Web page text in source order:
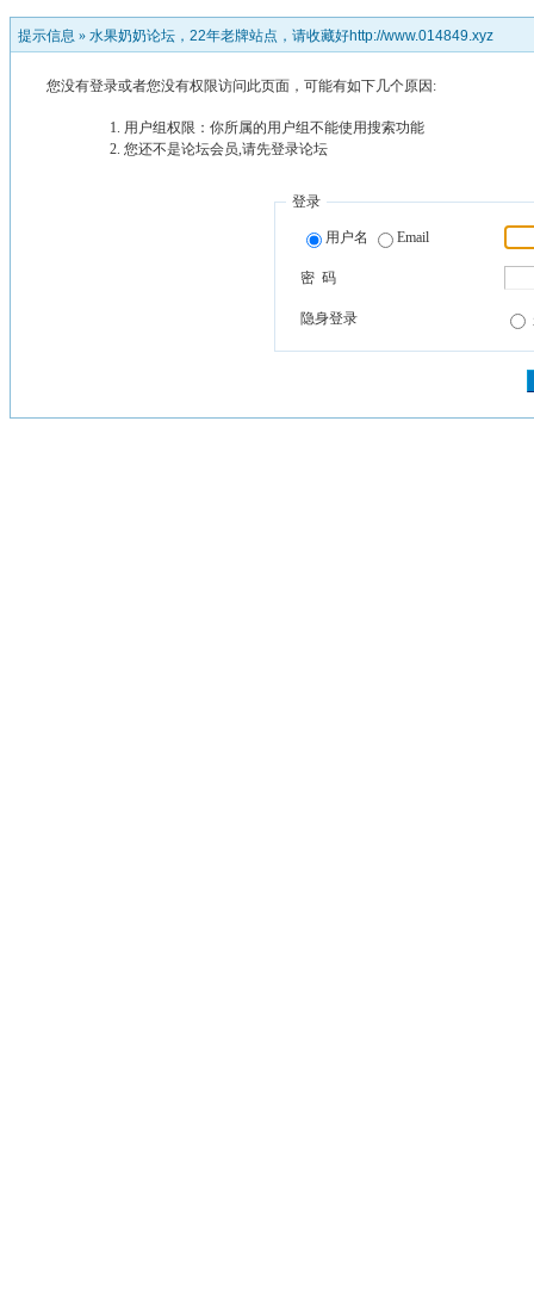
提示信息 » 水果奶奶论坛，22年老牌站点，请收藏好http://www.014849.xyz
您没有登录或者您没有权限访问此页面，可能有如下几个原因:
用户组权限：你所属的用户组不能使用搜索功能
您还不是论坛会员,请先登录论坛
登录
用户名 Email
密 码
隐身登录